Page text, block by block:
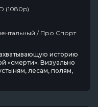
(1080p)
/ Про Спорт
историю
«смерти». Визуально
лесам, полям,